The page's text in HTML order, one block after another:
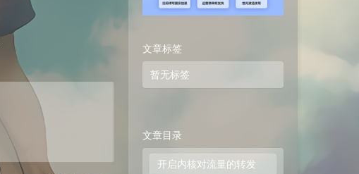
文章标签
暂无标签
文章目录
开启内核对流量的转发